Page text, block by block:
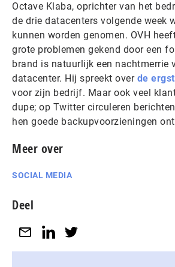
Octave Klaba, oprichter van het
de drie datacenters volgende week
kunnen worden genomen. OVH
grote problemen gekend door een
brand is natuurlijk een nachtmerrie
datacenter. Hij spreekt over de
voor zijn bedrijf. Maar ook veel
dupe; op Twitter circuleren
hen goede backupvoorzieningen
Meer over
SOCIAL MEDIA
Deel